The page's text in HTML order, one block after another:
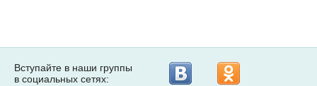
Вступайте в наши группы
в социальных сетях: